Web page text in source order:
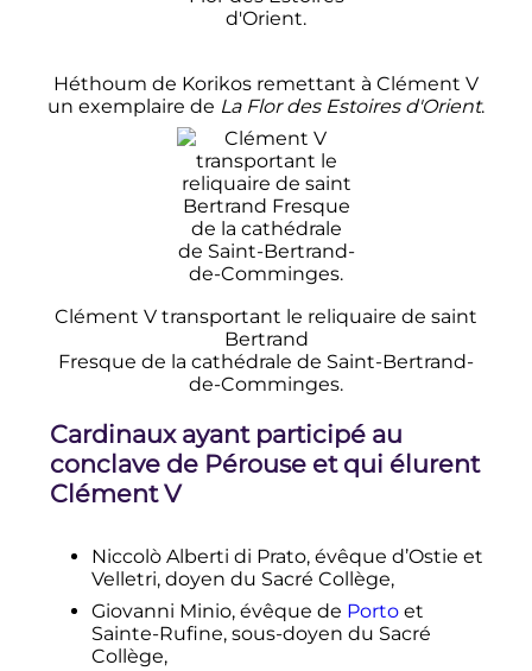
Héthoum de Korikos remettant à Clément V
un exemplaire de La Flor des Estoires d'Orient.
Clément V transportant le reliquaire de saint
Bertrand
Fresque de la cathédrale de Saint-Bertrand-
de-Comminges.
Cardinaux ayant participé au
conclave de Pérouse et qui élurent
ClémentV
Niccolò Alberti di Prato, évêque d’Ostie et
Velletri, doyen du Sacré Collège,
Giovanni Minio, évêque de Portoet
Sainte-Rufine, sous-doyen du Sacré
Collège,